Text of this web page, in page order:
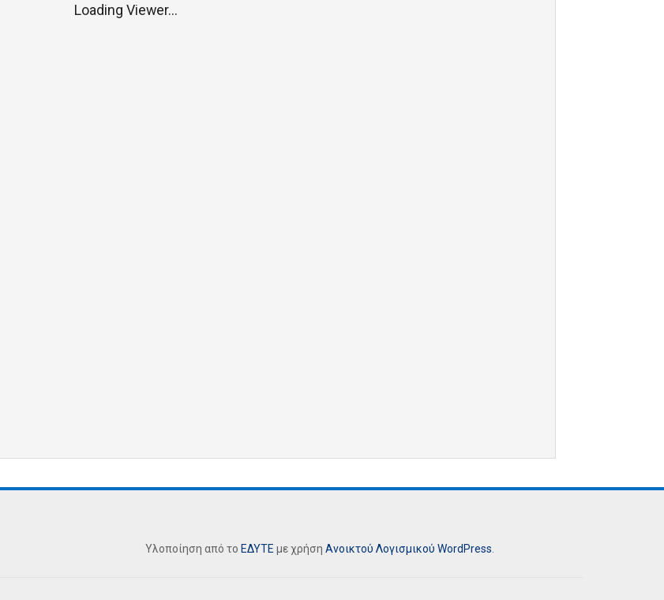
Loading Viewer...
Υλοποίηση από το ΕΔΥΤΕ με χρήση Ανοικτού Λογισμικού WordPress